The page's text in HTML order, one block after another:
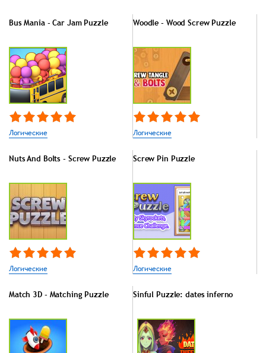
Bus Mania - Car Jam Puzzle
Логические
Woodle - Wood Screw Puzzle
Логические
Nuts And Bolts - Screw Puzzle
Логические
Screw Pin Puzzle
Логические
Match 3D - Matching Puzzle Sinful Puzzle: dates inferno